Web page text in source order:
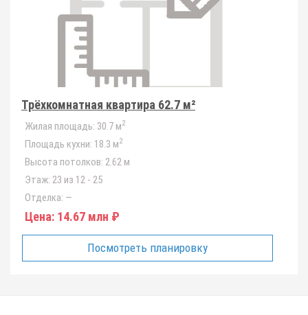
Трёхкомнатная квартира 62.7 м²
Жилая площадь: 30.7 м2
Площадь кухни: 18.3 м2
Высота потолков: 2.62 м
Этаж: 23 из 12 - 25
Отделка: —
Цена: 14.67 млн ₽
Посмотреть планировку